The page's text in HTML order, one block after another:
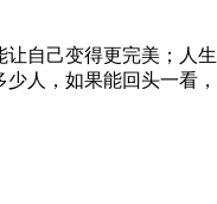
自己变得更完美；
少人，如果能回头一看